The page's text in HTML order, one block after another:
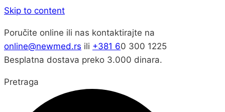
Skip to content
Poručite online ili nas kontaktirajte na
online@newmed.rs ili +381 60 300 1225
Besplatna dostava preko 3.000 dinara.
Pretraga